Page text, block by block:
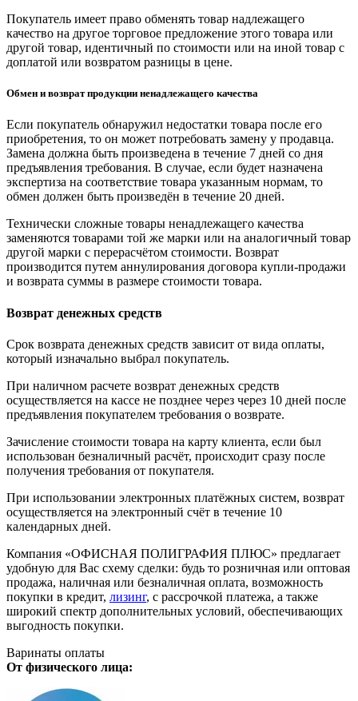
Покупатель имеет право обменять товар надлежащего
качество на другое торговое предложение этого товара или
другой товар, идентичный по стоимости или на иной товар с
доплатой или возвратом разницы в цене.
Обмен и возврат продукции ненадлежащего качества
Если покупатель обнаружил недостатки товара после его
приобретения, то он может потребовать замену у продавца.
Замена должна быть произведена в течение 7 дней со дня
предъявления требования. В случае, если будет назначена
экспертиза на соответствие товара указанным нормам, то
обмен должен быть произведён в течение 20 дней.
Технически сложные товары ненадлежащего качества
заменяются товарами той же марки или на аналогичный товар
другой марки с перерасчётом стоимости. Возврат
производится путем аннулирования договора купли-продажи
и возврата суммы в размере стоимости товара.
Возврат денежных средств
Срок возврата денежных средств зависит от вида оплаты,
который изначально выбрал покупатель.
При наличном расчете возврат денежных средств
осуществляется на кассе не позднее через через 10 дней после
предъявления покупателем требования о возврате.
Зачисление стоимости товара на карту клиента, если был
использован безналичный расчёт, происходит сразу после
получения требования от покупателя.
При использовании электронных платёжных систем, возврат
осуществляется на электронный счёт в течение 10
календарных дней.
Компания «ОФИСНАЯ ПОЛИГРАФИЯ ПЛЮС» предлагает
удобную для Вас схему сделки: будь то розничная или оптовая
продажа, наличная или безналичная оплата, возможность
покупки в кредит, лизинг, с рассрочкой платежа, а также
широкий спектр дополнительных условий, обеспечивающих
выгодность покупки.
Варинаты оплаты
От физического лица: